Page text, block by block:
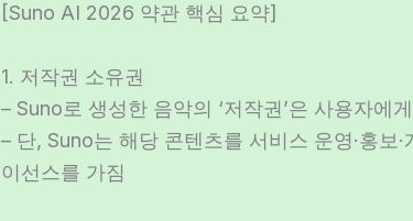
[Suno AI 2026 약관 핵심 요약]
1. 저작권 소유권
– Suno로 생성한 음악의 ‘저작권’은 사용자에
– 단, Suno는 해당 콘텐츠를 서비스 운영·홍보
이선스를 가짐